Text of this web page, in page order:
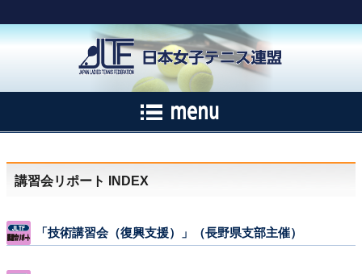
講習会リポート INDEX
「技術講習会（復興支援）」（長野県支部主催）